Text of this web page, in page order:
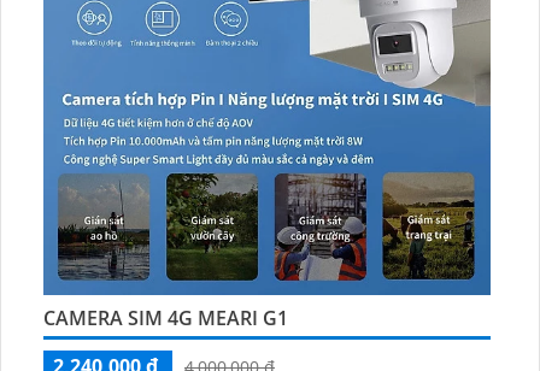
CAMERA SIM 4G MEARI G1
2,240,000 ₫
4,000,000 ₫